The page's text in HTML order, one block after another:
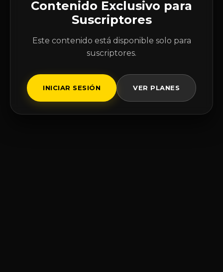
Contenido Exclusivo para
Suscriptores
Este contenido está disponible solo para
suscriptores.
INICIAR SESIÓN VER PLANES